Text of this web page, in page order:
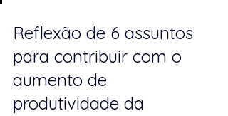
Reflexão de 6 assuntos
para contribuir com o
aumento de
produtividade da